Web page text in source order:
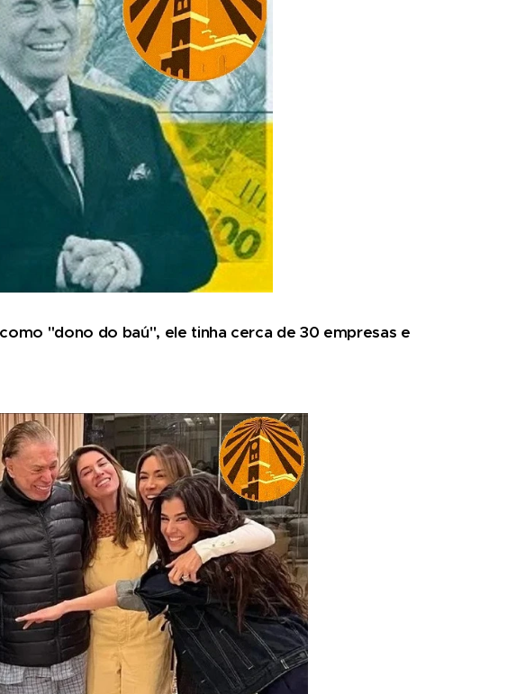
"dono do baú", ele tinha cerca de 30 empresas e